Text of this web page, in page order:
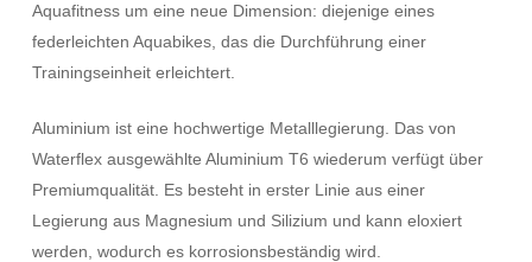
Aquafitness um eine neue Dimension: diejenige eines
federleichten Aquabikes, das die Durchführung einer
Trainingseinheit erleichtert.
Aluminium ist eine hochwertige Metalllegierung. Das von
Waterflex ausgewählte Aluminium T6 wiederum verfügt über
Premiumqualität. Es besteht in erster Linie aus einer
Legierung aus Magnesium und Silizium und kann eloxiert
werden, wodurch es korrosionsbeständig wird.